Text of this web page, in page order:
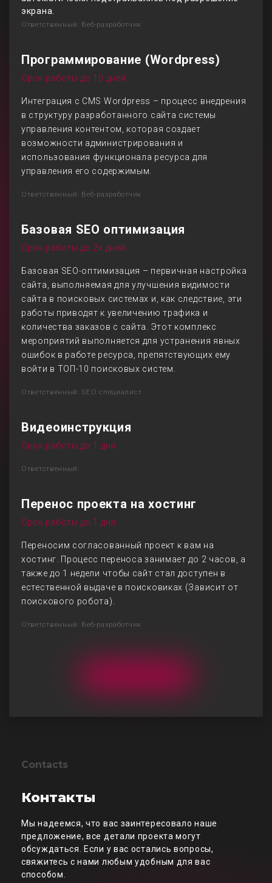
экрана.
Ответственный: Веб-разработчик
Программирование (Wordpress)
Срок работы до 10 дней
Интеграция с CMS Wordpress – процесс внедрения
в структуру разработанного сайта системы
управления контентом, которая создает
возможности администрирования и
использования функционала ресурса для
управления его содержимым.
Ответственный: Веб-разработчик
Базовая SEO оптимизация
Срок работы до 2х дней
Базовая SEO-оптимизация – первичная настройка
сайта, выполняемая для улучшения видимости
сайта в поисковых системах и, как следствие, эти
работы приводят к увеличению трафика и
количества заказов с сайта. Этот комплекс
мероприятий выполняется для устранения явных
ошибок в работе ресурса, препятствующих ему
войти в ТОП-10 поисковых систем.
Ответственный: SEO специалист
Видеоинструкция
Срок работы до 1 дня
Ответственный:
Перенос проекта на хостинг
Срок работы до 1 дня
Переносим согласованный проект к вам на
хостинг. Процесс переноса занимает до 2 часов, а
также до 1 недели чтобы сайт стал доступен в
естественной выдаче в поисковиках (Зависит от
поискового робота).
Ответственный: Веб-разработчик
Contacts
Контакты
Мы надеемся, что вас заинтересовало наше
предложение, все детали проекта могут
обсуждаться. Если у вас остались вопросы,
свяжитесь с нами любым удобным для вас
способом.